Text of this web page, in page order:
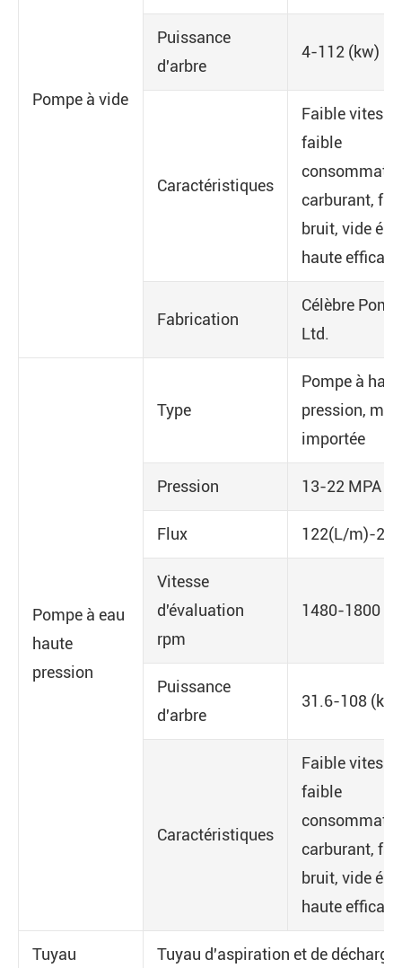
Pompe à vide
Puissance
d'arbre
4-112 (kw)
Caractéristiques
Faible vitesse,
faible
carburant,
bruit, vide
haute
Fabrication
Célèbre
Ltd.
Pompe à eau
haute
pression
Type
Pompe à
pression,
importée
Pression 13-22 MPA
Flux 122(L/m)-
Vitesse
d'évaluation
rpm
1480-1800
Puissance
d'arbre
31.6-108 (kw)
Caractéristiques
Faible vitesse,
faible
carburant,
bruit, vide
haute
Tuyau Tuyau d'aspiration et de décharge